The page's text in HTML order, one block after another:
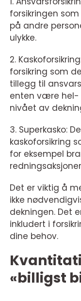
forsikringen
på andre
ulykke.
2.
forsikring som
tillegg til
enten være hel-
nivået av
3. Superkasko:
kaskoforsikring
for eksempel
Det er viktig å
ikke
dekningen. Det
inkludert i
dine behov.
«billigst